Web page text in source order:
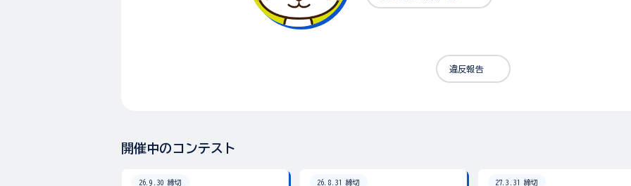
違反報告
開催中のコンテスト
26.9.30 締切 26.8.31 締切 27.3.31 締切